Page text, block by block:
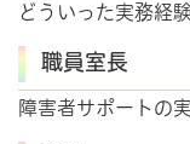
どういった実務経
職員室長
障害者サポートの